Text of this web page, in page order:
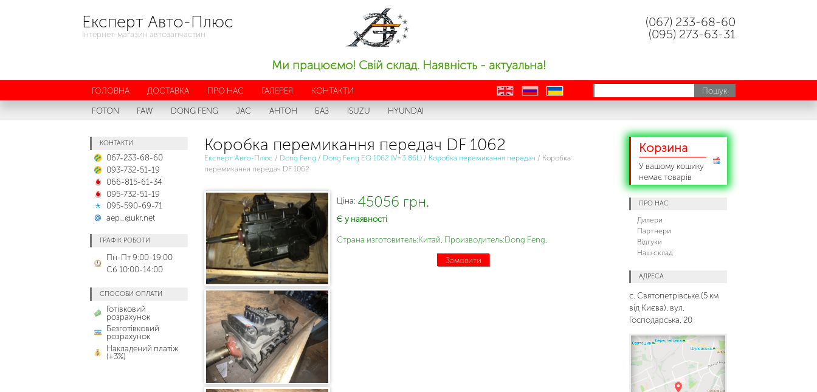
Експерт Авто-Плюс
Інтернет-магазин автозапчастин
(067) 233-68-60
(095) 273-63-31
Ми працюємо! Свій склад. Наявність - актуальна!
ГОЛОВНА ДОСТАВКА ПРО НАС ГАЛЕРЕЯ КОНТАКТИ en ru
uk
FOTON
FAW DONG FENG JAC АНТОН БАЗ ISUZU HYUNDAI
КОНТАКТИ
067-233-68-60
093-732-51-19
066-815-61-34
095-732-51-19
095-590-69-71
aep_@ukr.net
ГРАФІК РОБОТИ
Пн-Пт 9:00-19:00
Сб 10:00-14:00
СПОСОБИ ОПЛАТИ
Готівковий
розрахунок
Безготівковий
розрахунок
Накладений платіж
(+3%)
Коробка перемикання передач DF 1062
Експерт Авто-Плюс / Dong Feng / Dong Feng EQ 1062 (V=3.86L)/ Коробка перемикання передач / Коробка
перемикання передач DF 1062
Ціна: 45056 грн.
Є у наявності
Страна изготовитель:Китай, Производитель:Dong Feng,
Замовити
Корзина
У вашому кошику
немає товарів
ПРО НАС
Дилери
Партнери
Відгуки
Наш склад
АДРЕСА
с. Святопетрівське (5 км
від Києва), вул.
Господарська, 20